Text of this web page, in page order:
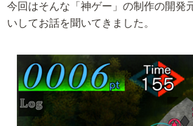
今回はそんな「神ゲー」の制作の開発
いしてお話を聞いてきました。